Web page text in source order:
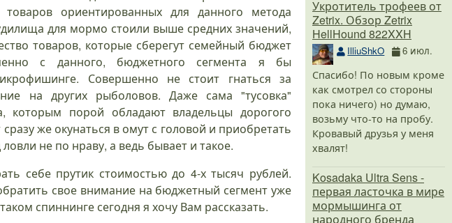
ориентированных для данного метода
для мормо стоили выше средних значений,
товаров, которые сберегут семейный бюджет
с данного, бюджетного сегмента я бы
Совершенно не стоит гнаться за
на других рыболовов. Даже сама "тусовка"
порой обладают владельцы дорогого
же окунаться в омут с головой и приобретать
не по нраву, а ведь бывает и такое.
себе прутик стоимостью до 4-х тысяч рублей.
свое внимание на бюджетный сегмент уже
спиннинге сегодня я хочу Вам рассказать.
Укротитель трофеев от
Zetrix. Обзор Zetrix
HellHound 822XXH
IlliuShkO 6 июл.
Спасибо! По новым кроме
как смотрел со стороны
пока ничего) но думаю,
возьму что-то на пробу.
Кровавый друзья у меня
хвалят!
Kosadaka Ultra Sens -
первая ласточка в мире
мормышинга от
народного бренда